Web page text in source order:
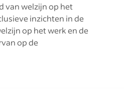
van welzijn op het
inzichten in de
op het werk en de
op de